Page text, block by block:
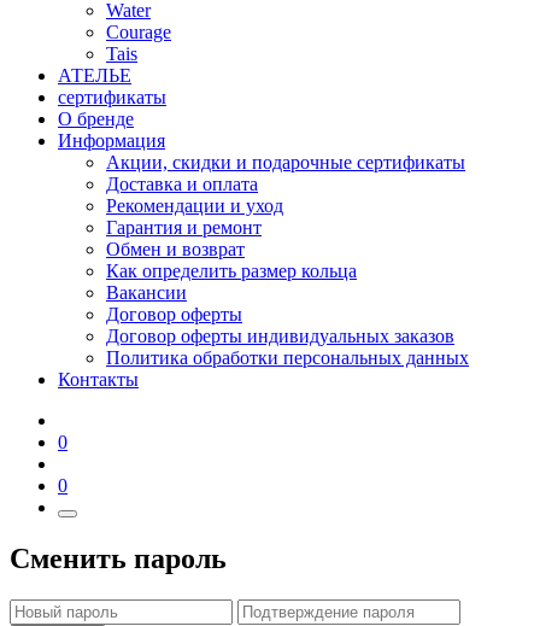
Water
Courage
Tais
АТЕЛЬЕ
сертификаты
О бренде
Информация
Акции, скидки и подарочные сертификаты
Доставка и оплата
Рекомендации и уход
Гарантия и ремонт
Обмен и возврат
Как определить размер кольца
Вакансии
Договор оферты
Договор оферты индивидуальных заказов
Политика обработки персональных данных
Контакты
0
0
Сменить пароль